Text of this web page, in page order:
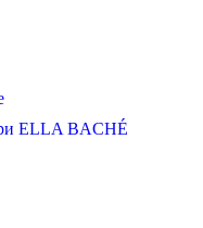
ELLA BACHÉ